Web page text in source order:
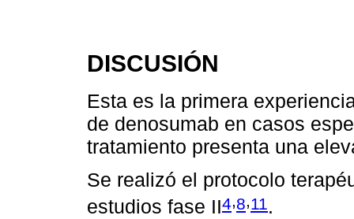
DISCUSIÓN
Esta es la primera
de denosumab en casos
tratamiento presenta una
Se realizó el protocolo
estudios fase II4,8,11.